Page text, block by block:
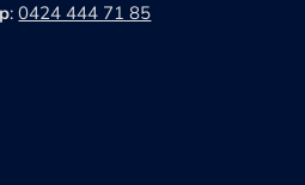
:0424 444 71 85